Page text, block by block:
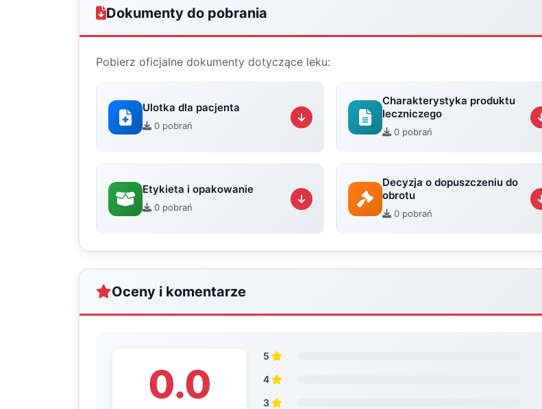
Dokumenty do pobrania
Pobierz oficjalne dokumenty dotyczące leku:
Ulotka dla pacjenta
0 pobrań
Charakterystyka produktu
leczniczego
0 pobrań
Etykieta i opakowanie
0 pobrań
Decyzja o dopuszczeniu do
obrotu
0 pobrań
Oceny i komentarze
0.0
5
4
3